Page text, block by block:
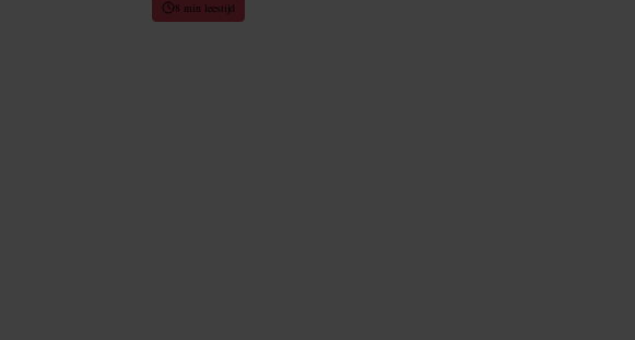
8 min leestijd